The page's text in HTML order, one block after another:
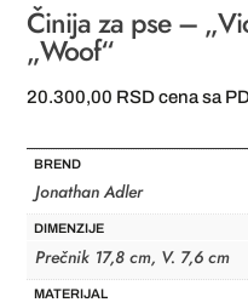
Činija za pse –
„Woof“
20.300,00 RSD cena sa
BREND
Jonathan Adler
DIMENZIJE
Prečnik 17,8 cm, V. 7,6 cm
MATERIJAL